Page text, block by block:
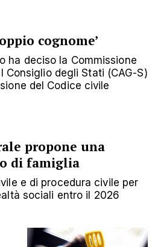
cognome’
ha deciso la Commissione
Consiglio degli Stati (CAG-S)
del Codice civile
propone una
di famiglia
e di procedura civile per
sociali entro il 2026